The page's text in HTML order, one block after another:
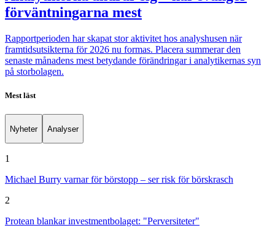
förväntningarna mest
Rapportperioden har skapat stor aktivitet hos analyshusen när
framtidsutsikterna för 2026 nu formas. Placera summerar den
senaste månadens mest betydande förändringar i analytikernas syn
på storbolagen.
Mest läst
Nyheter Analyser
1
Michael Burry varnar för börstopp – ser risk för börskrasch
2
Protean blankar investmentbolaget: "Perversiteter"